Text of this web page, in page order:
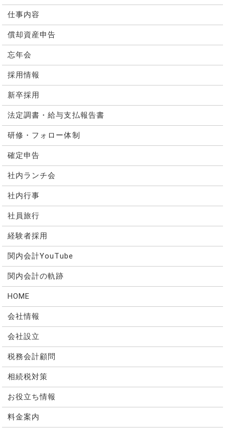
仕事内容
償却資産申告
忘年会
採用情報
新卒採用
法定調書・給与支払報告書
研修・フォロー体制
確定申告
社内ランチ会
社内行事
社員旅行
経験者採用
関内会計YouTube
関内会計の軌跡
HOME
会社情報
会社設立
税務会計顧問
相続税対策
お役立ち情報
料金案内